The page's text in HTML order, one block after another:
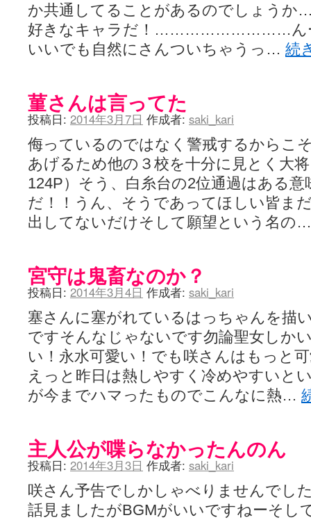
か共通してることがあるのでしょう
好きなキャラだ！………………………んー
いいでも自然にさんついちゃうっ… 続
菫さんは言ってた
投稿日: 2014年3月7日 作成者: saki_kari
侮っているのではなく警戒するから
あげるため他の３校を十分に見とく大
124P）そう、白糸台の2位通過はある
だ！！うん、そうであってほしい皆ま
出してないだけそして願望という名の
宮守は鬼畜なのか？
投稿日: 2014年3月4日 作成者: saki_kari
塞さんに塞がれているはっちゃんを描
ですそんなじゃないです勿論聖女しか
い！永水可愛い！でも咲さんはもっと
えっと昨日は熱しやすく冷めやすいと
が今までハマったものでこんなに熱…
主人公が喋らなかったんのん
投稿日: 2014年3月3日 作成者: saki_kari
咲さん予告でしかしゃべりませんでし
話見ましたがBGMがいいですねーそし